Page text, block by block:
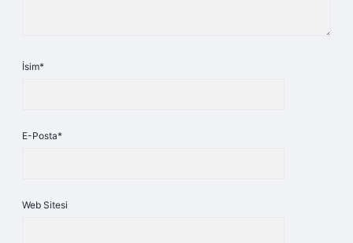
İsim*
E-Posta*
Web Sitesi